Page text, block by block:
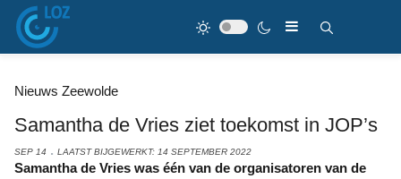
Nieuws Zeewolde
Samantha de Vries ziet toekomst in JOP’s
SEP 14 LAATST BIJGEWERKT: 14 SEPTEMBER 2022
Samantha de Vries was één van de organisatoren van de